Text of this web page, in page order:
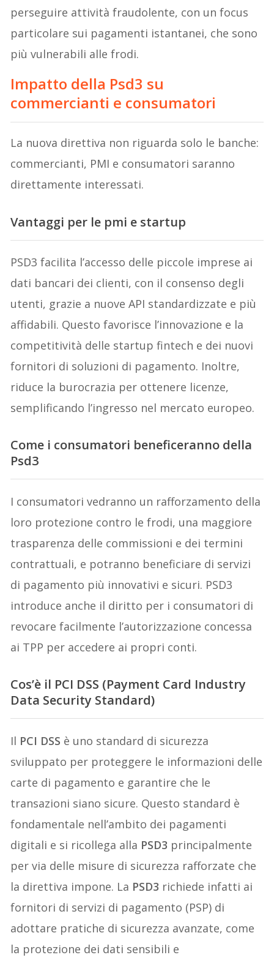
perseguire attività fraudolente, con un focus
particolare sui pagamenti istantanei, che sono
più vulnerabili alle frodi.
Impatto della Psd3 su
commercianti e consumatori
La nuova direttiva non riguarda solo le banche:
commercianti, PMI e consumatori saranno
direttamente interessati.
Vantaggi per le pmi e startup
PSD3 facilita l’accesso delle piccole imprese ai
dati bancari dei clienti, con il consenso degli
utenti, grazie a nuove API standardizzate e più
affidabili. Questo favorisce l’innovazione e la
competitività delle startup fintech e dei nuovi
fornitori di soluzioni di pagamento. Inoltre,
riduce la burocrazia per ottenere licenze,
semplificando l’ingresso nel mercato europeo.
Come i consumatori beneficeranno della
Psd3
I consumatori vedranno un rafforzamento della
loro protezione contro le frodi, una maggiore
trasparenza delle commissioni e dei termini
contrattuali, e potranno beneficiare di servizi
di pagamento più innovativi e sicuri. PSD3
introduce anche il diritto per i consumatori di
revocare facilmente l’autorizzazione concessa
ai TPP per accedere ai propri conti.
Cos’è il PCI DSS (Payment Card Industry
Data Security Standard)
Il PCI DSS è uno standard di sicurezza
sviluppato per proteggere le informazioni delle
carte di pagamento e garantire che le
transazioni siano sicure. Questo standard è
fondamentale nell’ambito dei pagamenti
digitali e si ricollega alla PSD3 principalmente
per via delle misure di sicurezza rafforzate che
la direttiva impone. La PSD3 richiede infatti ai
fornitori di servizi di pagamento (PSP) di
adottare pratiche di sicurezza avanzate, come
la protezione dei dati sensibili e